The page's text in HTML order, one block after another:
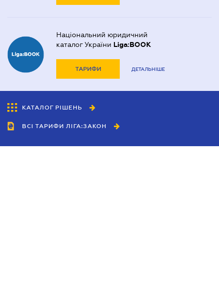
Національний юридичний
каталог України Liga:BOOK
ТАРИФИ ДЕТАЛЬНІШЕ
КАТАЛОГ РІШЕНЬ
ВСІ ТАРИФИ ЛІГА:ЗАКОН